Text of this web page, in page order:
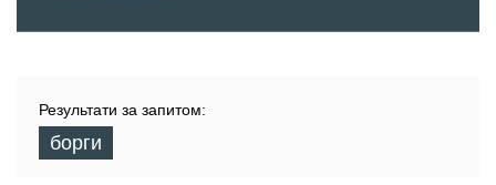
Результати за запитом:
борги